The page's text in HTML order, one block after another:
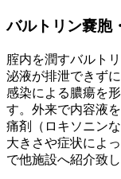
バルトリン嚢胞
腟内を潤すバルト
泌液が排泄できず
感染による膿瘍を
す。外来で内容液
痛剤（ロキソニン
大きさや症状によ
で他施設へ紹介致し